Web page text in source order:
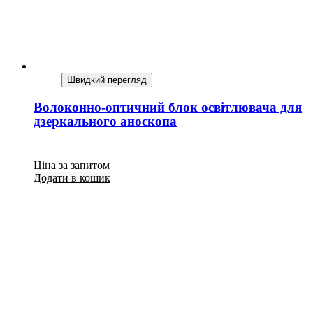
Швидкий перегляд
Волоконно-оптичний блок освітлювача для
дзеркального аноскопа
Ціна за запитом
Додати в кошик